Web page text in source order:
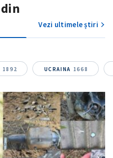
din
Vezi ultimele știri
1892 UCRAINA 1668